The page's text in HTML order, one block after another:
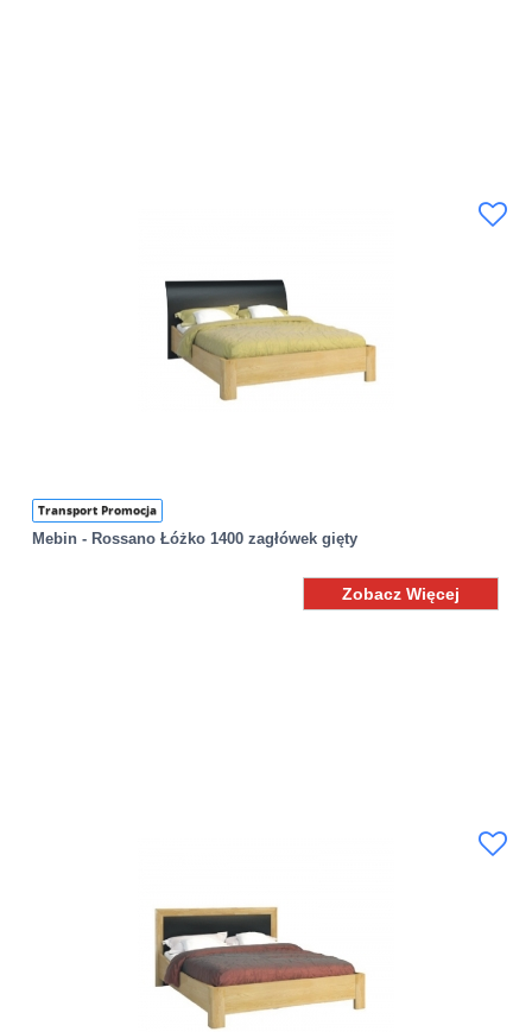
Transport Promocja
Mebin - Rossano Łóżko 1400 zagłówek gięty
Zobacz Więcej